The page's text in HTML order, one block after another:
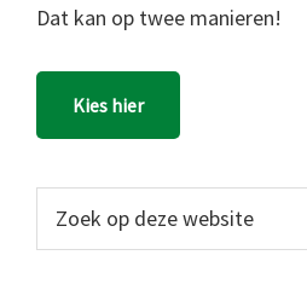
Dat kan op twee manieren!
Kies hier